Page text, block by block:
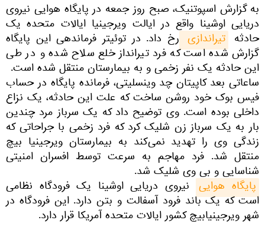
به گزارش اسپوتنیک، صبح روز جمعه در پایگاه هوایی نیروی
دریایی اوشینا واقع در ایالت ویرجینیا ایالات متحده یک
حادثه تیراندازی رخ داد. در توئیتر فرماندهی این پایگاه
گزارش شده است که فرد تیرانداز خلع سلاح شده و در طی
این حادثه یک نفر زخمی و به بیمارستان منتقل شده است.
ساعاتی بعد کاپیتان چد وینسلیتی، فرمانده پایگاه در حساب
فیس بوک خود روشن ساخت که علت این حادثه، یک نزاع
داخلی بوده است. وی توضیح داد که یک سرباز مرد چندین
بار به یک سرباز زن شلیک کرد که فرد زخمی با جراحاتی که
زندگی وی را تهدید نمی‌کند به بیمارستان ویرجینیا بیچ
منتقل شد. فرد مهاجم به سرعت توسط افسران امنیتی
شناسایی و بی وی شلیک شد.
پایگاه هوایی نیروی دریایی اوشینا یک فرودگاه نظامی
است که یک باند فرود آسفالت و بتن دارد. این فرودگاه در
شهر ویرجینیابیچ کشور ایالات متحده آمریکا قرار دارد.